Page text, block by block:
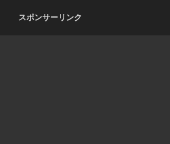
スポンサーリンク